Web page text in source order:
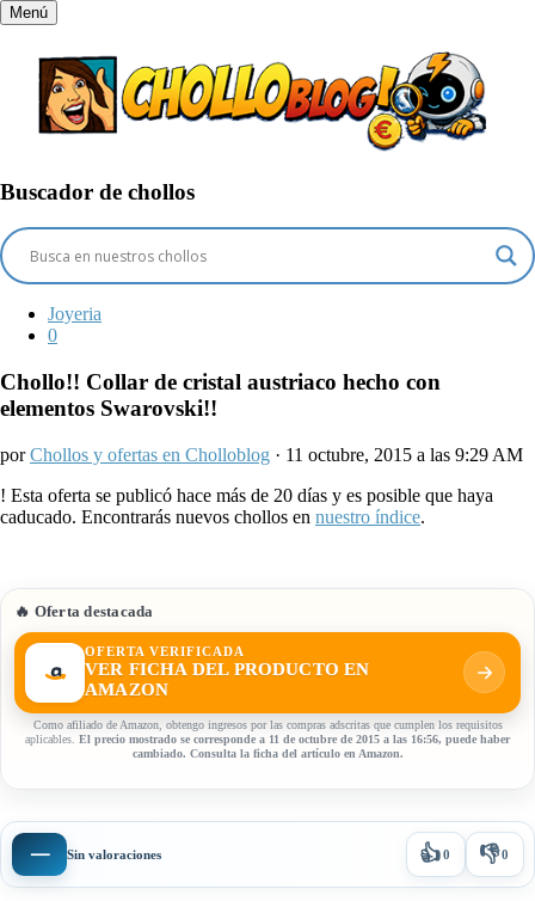
Menú
Buscador de chollos
Joyeria
0
Chollo!! Collar de cristal austriaco hecho con
elementos Swarovski!!
porChollos y ofertas en Cholloblog · 11 octubre, 2015 a las 9:29 AM
! Esta oferta se publicó hace más de 20 días y es posible que haya
caducado. Encontrarás nuevos chollos en nuestro índice.
🔥 Oferta destacada
OFERTA VERIFICADA
VER FICHA DEL PRODUCTO EN
AMAZON
Como afiliado de Amazon, obtengo ingresos por las compras adscritas que cumplen los requisitos
aplicables. El precio mostrado se corresponde a 11 de octubre de 2015 a las 16:56, puede haber
cambiado. Consulta la ficha del artículo en Amazon.
— Sin valoraciones 👍0 👎0